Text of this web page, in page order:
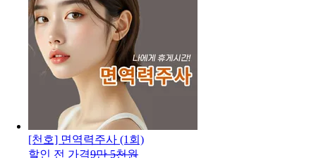
[천호] 면역력주사 (1회)
할인 전 가격9만 5천원